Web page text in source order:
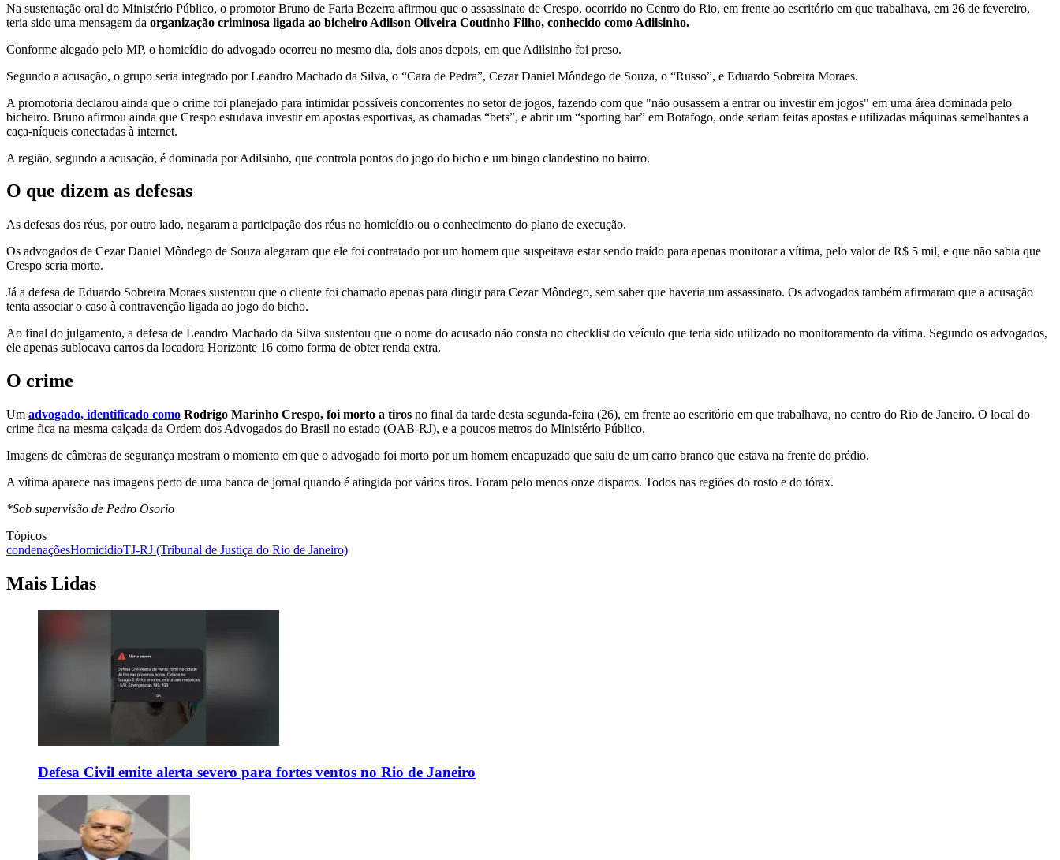
Na sustentação oral do Ministério Público, o promotor Bruno de Faria Bezerra afirmou que o assassinato de Crespo, ocorrido no Centro do Rio, em frente ao escritório em que trabalhava, em 26 de fevereiro,
teria sido uma mensagem da organização criminosa ligada ao bicheiro Adilson Oliveira Coutinho Filho, conhecido como Adilsinho.
Conforme alegado pelo MP, o homicídio do advogado ocorreu no mesmo dia, dois anos depois, em que Adilsinho foi preso.
Segundo a acusação, o grupo seria integrado por Leandro Machado da Silva, o “Cara de Pedra”, Cezar Daniel Môndego de Souza, o “Russo”, e Eduardo Sobreira Moraes.
A promotoria declarou ainda que o crime foi planejado para intimidar possíveis concorrentes no setor de jogos, fazendo com que "não ousassem a entrar ou investir em jogos" em uma área dominada pelo
bicheiro. Bruno afirmou ainda que Crespo estudava investir em apostas esportivas, as chamadas “bets”, e abrir um “sporting bar” em Botafogo, onde seriam feitas apostas e utilizadas máquinas semelhantes a
caça-níqueis conectadas à internet.
A região, segundo a acusação, é dominada por Adilsinho, que controla pontos do jogo do bicho e um bingo clandestino no bairro.
O que dizem as defesas
As defesas dos réus, por outro lado, negaram a participação dos réus no homicídio ou o conhecimento do plano de execução.
Os advogados de Cezar Daniel Môndego de Souza alegaram que ele foi contratado por um homem que suspeitava estar sendo traído para apenas monitorar a vítima, pelo valor de R$ 5 mil, e que não sabia que
Crespo seria morto.
Já a defesa de Eduardo Sobreira Moraes sustentou que o cliente foi chamado apenas para dirigir para Cezar Môndego, sem saber que haveria um assassinato. Os advogados também afirmaram que a acusação
tenta associar o caso à contravenção ligada ao jogo do bicho.
Ao final do julgamento, a defesa de Leandro Machado da Silva sustentou que o nome do acusado não consta no checklist do veículo que teria sido utilizado no monitoramento da vítima. Segundo os advogados,
ele apenas sublocava carros da locadora Horizonte 16 como forma de obter renda extra.
O crime
Um advogado, identificado como Rodrigo Marinho Crespo, foi morto a tiros no final da tarde desta segunda-feira (26), em frente ao escritório em que trabalhava, no centro do Rio de Janeiro. O local do
crime fica na mesma calçada da Ordem dos Advogados do Brasil no estado (OAB-RJ), e a poucos metros do Ministério Público.
Imagens de câmeras de segurança mostram o momento em que o advogado foi morto por um homem encapuzado que saiu de um carro branco que estava na frente do prédio.
A vítima aparece nas imagens perto de uma banca de jornal quando é atingida por vários tiros. Foram pelo menos onze disparos. Todos nas regiões do rosto e do tórax.
*Sob supervisão de Pedro Osorio
Tópicos
condenaçõesHomicídioTJ-RJ (Tribunal de Justiça do Rio de Janeiro)
Mais Lidas
Defesa Civil emite alerta severo para fortes ventos no Rio de Janeiro